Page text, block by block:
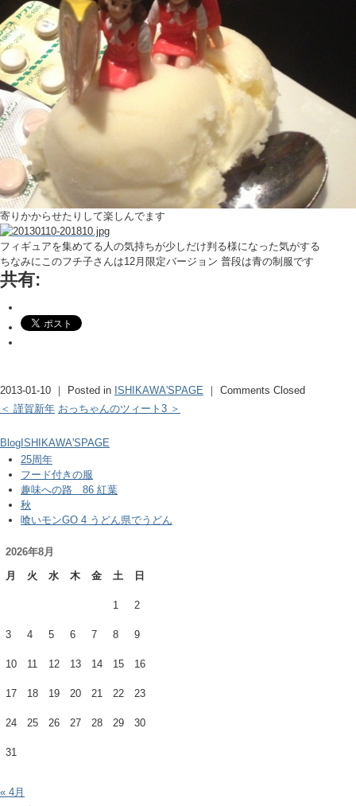
寄りかからせたりして楽しんでます
フィギュアを集めてる人の気持ちが少しだけ判る様になった気がする
ちなみにこのフチ子さんは12月限定バージョン 普段は青の制服です
共有:
2013-01-10 ｜ Posted in ISHIKAWA'SPAGE ｜ Comments Closed
＜ 謹賀新年 おっちゃんのツィート3 ＞
Blog ISHIKAWA'SPAGE
25周年
フード付きの服
趣味への路 86 紅葉
秋
喰いモンGO 4 うどん県でうどん
2026年8月
月
火 水 木 金 土 日
1 2
3 4 5 6 7 8 9
10 11 12 13 14 15 16
17 18 19 20 21 22 23
24 25 26 27 28 29 30
31
« 4月